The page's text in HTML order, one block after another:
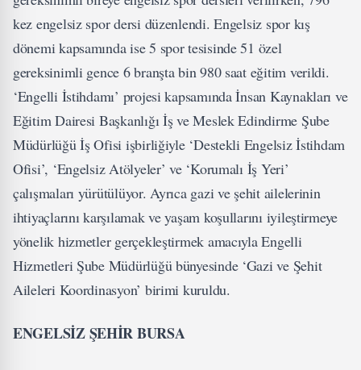
kez engelsiz spor dersi düzenlendi. Engelsiz spor kış
dönemi kapsamında ise 5 spor tesisinde 51 özel
gereksinimli gence 6 branşta bin 980 saat eğitim verildi.
‘Engelli İstihdamı’ projesi kapsamında İnsan Kaynakları ve
Eğitim Dairesi Başkanlığı İş ve Meslek Edindirme Şube
Müdürlüğü İş Ofisi işbirliğiyle ‘Destekli Engelsiz İstihdam
Ofisi’, ‘Engelsiz Atölyeler’ ve ‘Korumalı İş Yeri’
çalışmaları yürütülüyor. Ayrıca gazi ve şehit ailelerinin
ihtiyaçlarını karşılamak ve yaşam koşullarını iyileştirmeye
yönelik hizmetler gerçekleştirmek amacıyla Engelli
Hizmetleri Şube Müdürlüğü bünyesinde ‘Gazi ve Şehit
Aileleri Koordinasyon’ birimi kuruldu.
ENGELSİZ ŞEHİR BURSA